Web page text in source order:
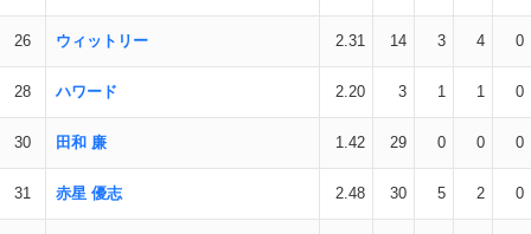
26 ウィットリー 2.31 14 3 4 0
28 ハワード 2.20 3 1 1 0
30 田和 廉 1.42 29 0 0 0
31 赤星 優志 2.48 30 5 2 0